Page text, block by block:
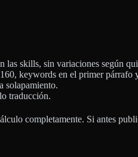
skills, sin variaciones según
keywords en el primer párrafo
solapamiento.
traducción.
completamente. Si antes